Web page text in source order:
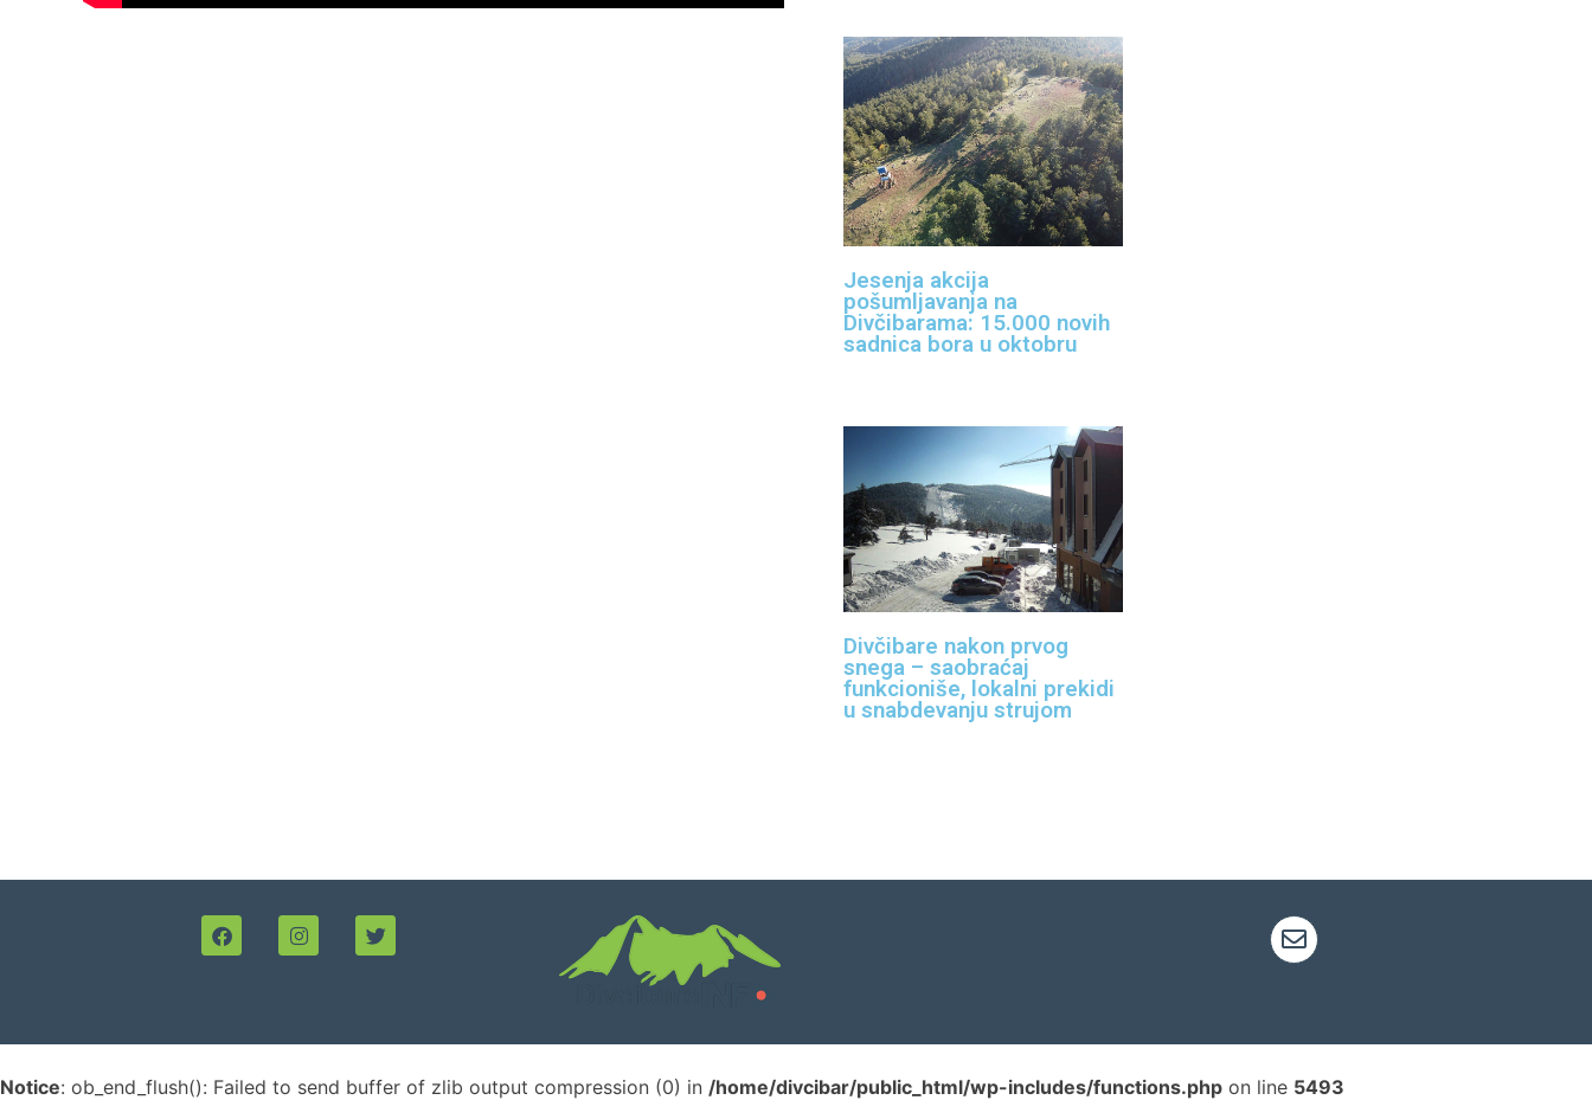
Jesenja akcija
pošumljavanja na
Divčibarama: 15.000 novih
sadnica bora u oktobru
Divčibare nakon prvog
snega – saobraćaj
funkcioniše, lokalni prekidi
u snabdevanju strujom
Notice: ob_end_flush(): Failed to send buffer of zlib output compression (0) in /home/divcibar/public_html/wp-includes/functions.php on line 5493